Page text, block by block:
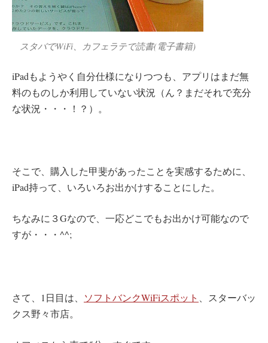
スタバでWiFi、カフェラテで読書(電子書籍)
iPadもようやく自分仕様になりつつも、アプリはまだ無
料のものしか利用していない状況（ん？まだそれで充分
な状況・・・！？）。
そこで、購入した甲斐があったことを実感するために、
iPad持って、いろいろお出かけすることにした。
ちなみに３Gなので、一応どこでもお出かけ可能なので
すが・・・^^;
さて、1日目は、 ソフトバンクWiFiスポット
、スターバッ
クス野々市店。